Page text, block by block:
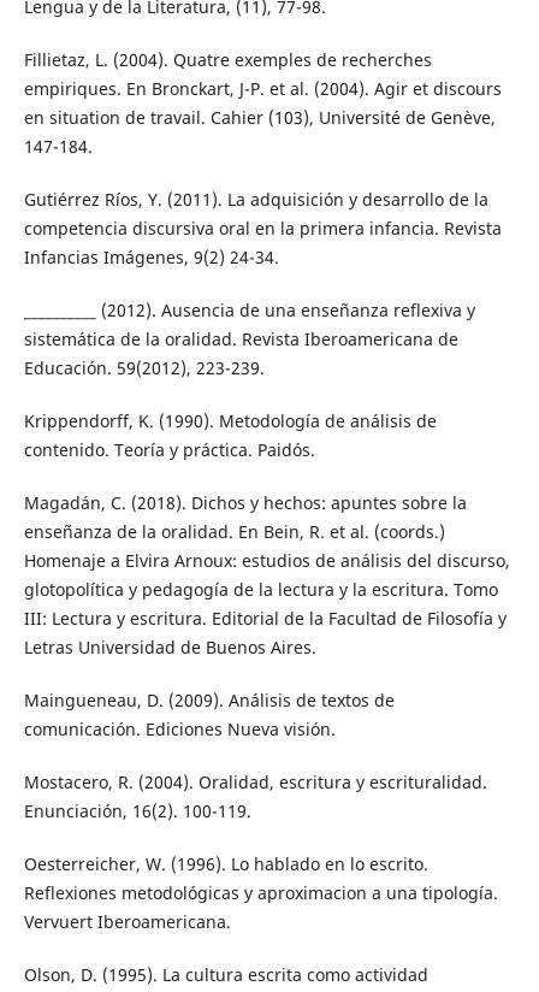
Lengua y de la Literatura, (11), 77-98.
Fillietaz, L. (2004). Quatre exemples de recherches
empiriques. En Bronckart, J-P. et al. (2004). Agir et discours
en situation de travail. Cahier (103), Université de Genève,
147-184.
Gutiérrez Ríos, Y. (2011). La adquisición y desarrollo de la
competencia discursiva oral en la primera infancia. Revista
Infancias Imágenes, 9(2) 24-34.
__________ (2012). Ausencia de una enseñanza reflexiva y
sistemática de la oralidad. Revista Iberoamericana de
Educación. 59(2012), 223-239.
Krippendorff, K. (1990). Metodología de análisis de
contenido. Teoría y práctica. Paidós.
Magadán, C. (2018). Dichos y hechos: apuntes sobre la
enseñanza de la oralidad. En Bein, R. et al. (coords.)
Homenaje a Elvira Arnoux: estudios de análisis del discurso,
glotopolítica y pedagogía de la lectura y la escritura. Tomo
III: Lectura y escritura. Editorial de la Facultad de Filosofía y
Letras Universidad de Buenos Aires.
Maingueneau, D. (2009). Análisis de textos de
comunicación. Ediciones Nueva visión.
Mostacero, R. (2004). Oralidad, escritura y escrituralidad.
Enunciación, 16(2). 100-119.
Oesterreicher, W. (1996). Lo hablado en lo escrito.
Reflexiones metodológicas y aproximacion a una tipología.
Vervuert Iberoamericana.
Olson, D. (1995). La cultura escrita como actividad